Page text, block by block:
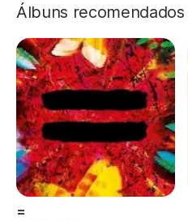
Álbuns recomendados
=